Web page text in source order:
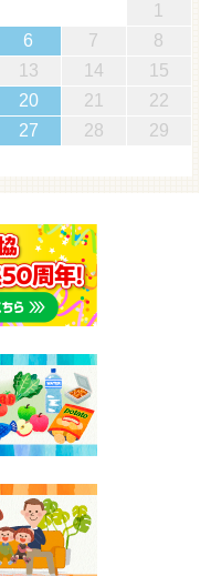
1
6 7
8
13 14
15
20 21
22
27 28
29